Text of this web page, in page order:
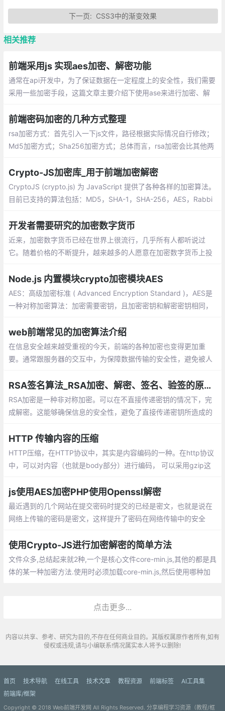
下一页: CSS3中的渐变效果
相关推荐
前端采用js 实现aes加密、解密功能
通常在api开发中，为了保证数据在一定程度上的安全性，我们需要
采用一些加密手段，这篇文章主要介绍下使用ase来进行加密、解
的相同秘钥，而且加密的padding和mode 需要两端相对应。
前端密码加密的几种方式整理
rsa加密方式：首先引入一下js文件，路径根据实际情况自行修改；
Md5加密方式；Sha256加密方式；总体而言，rsa加密会比其他两
钥。
Crypto-JS加密库_用于前端加密解密
CryptoJS (crypto.js) 为 JavaScript 提供了各种各样的加密算法。
目前已支持的算法包括：MD5，SHA-1，SHA-256，AES，Rabbi
开发者需要研究的加密数字货币
近来，加密数字货币已经在世界上很流行，几乎所有人都听说过
它。随着价格的不断提升，越来越多的人愿意在加密数字货币上投
Node.js 内置模块crypto加密模块AES
AES：高级加密标准 ( Advanced Encryption Standard )，AES是
一种对称加密算法：加密需要密钥，且加密密钥和解密密钥相同，
web前端常见的加密算法介绍
在信息安全越来越受重视的今天，前端的各种加密也变得更加重
要。通常跟服务器的交互中，为保障数据传输的安全性，避免被人
密。
RSA签名算法_RSA加密、解密、签名、验签的原理及方法
RSA加密是一种非对称加密。可以在不直接传递密钥的情况下，完
成解密。这能够确保信息的安全性，避免了直接传递密钥所造成的
和私钥。
HTTP 传输内容的压缩
HTTP压缩，在HTTP协议中，其实是内容编码的一种。在http协议
中，可以对内容（也就是body部分）进行编码， 可以采用gzip这
乱或加密
js使用AES加密PHP使用Openssl解密
最近遇到的几个网站在提交密码时提交的已经是密文，也就是说在
网络上传输的密码是密文，这样提升了密码在网络传输中的安全
加解密方案。
使用Crypto-JS进行加密解密的简单方法
文件众多,总结起来就2种,一个是核心文件core-min.js,其他的都是具
体的某一种加密方法.使用时必须加载core-min.js,然后使用哪种加
点击更多...
内容以共享、参考、研究为目的,不存在任何商业目的。其版权属原作者所有,如有
侵权或违规,请与小编联系!情况属实本人将予以删除!
首页 技术导航 在线工具 技术文章 教程资源 前端标签
AI工具集
前端库/框架